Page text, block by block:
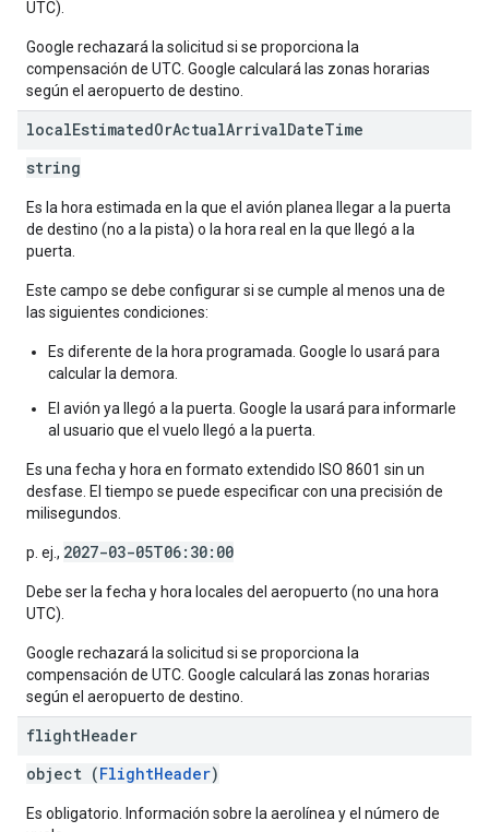
UTC).
Google rechazará la solicitud si se proporciona la
compensación de UTC. Google calculará las zonas horarias
según el aeropuerto de destino.
localEstimatedOrActualArrivalDateTime
string
Es la hora estimada en la que el avión planea llegar a la puerta
de destino (no a la pista) o la hora real en la que llegó a la
puerta.
Este campo se debe configurar si se cumple al menos una de
las siguientes condiciones:
Es diferente de la hora programada. Google lo usará para
calcular la demora.
El avión ya llegó a la puerta. Google la usará para informarle
al usuario que el vuelo llegó a la puerta.
Es una fecha y hora en formato extendido ISO 8601 sin un
desfase. El tiempo se puede especificar con una precisión de
milisegundos.
p. ej., 2027-03-05T06:30:00
Debe ser la fecha y hora locales del aeropuerto (no una hora
UTC).
Google rechazará la solicitud si se proporciona la
compensación de UTC. Google calculará las zonas horarias
según el aeropuerto de destino.
flightHeader
object (FlightHeader)
Es obligatorio. Información sobre la aerolínea y el número de